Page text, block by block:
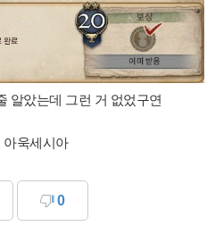
알았는데 그런 거 없었구연
아욱세시아
0